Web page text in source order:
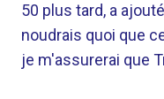
50 plus tard, a
noudrais quoi que
je m'assurerai que